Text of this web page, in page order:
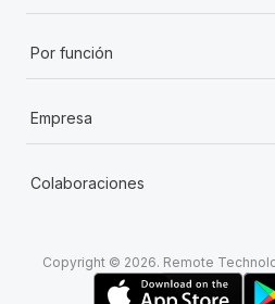
Por función
Empresa
Colaboraciones
Copyright © 2026. Remote